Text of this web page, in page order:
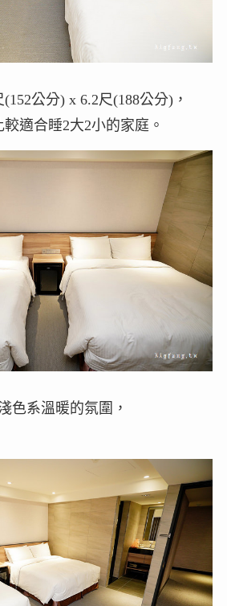
公分) x 6.2尺(188公分)，
適合睡2大2小的家庭。
色系溫暖的氛圍，